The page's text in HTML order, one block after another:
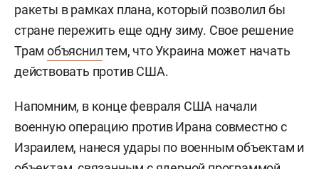
ракеты в рамках плана, который позволил бы
стране пережить еще одну зиму. Свое решение
Трам объяснилтем, что Украина может начать
действовать против США.
Напомним, в конце февраля США начали
военную операцию против Ирана совместно с
Израилем, нанеся удары по военным объектам и